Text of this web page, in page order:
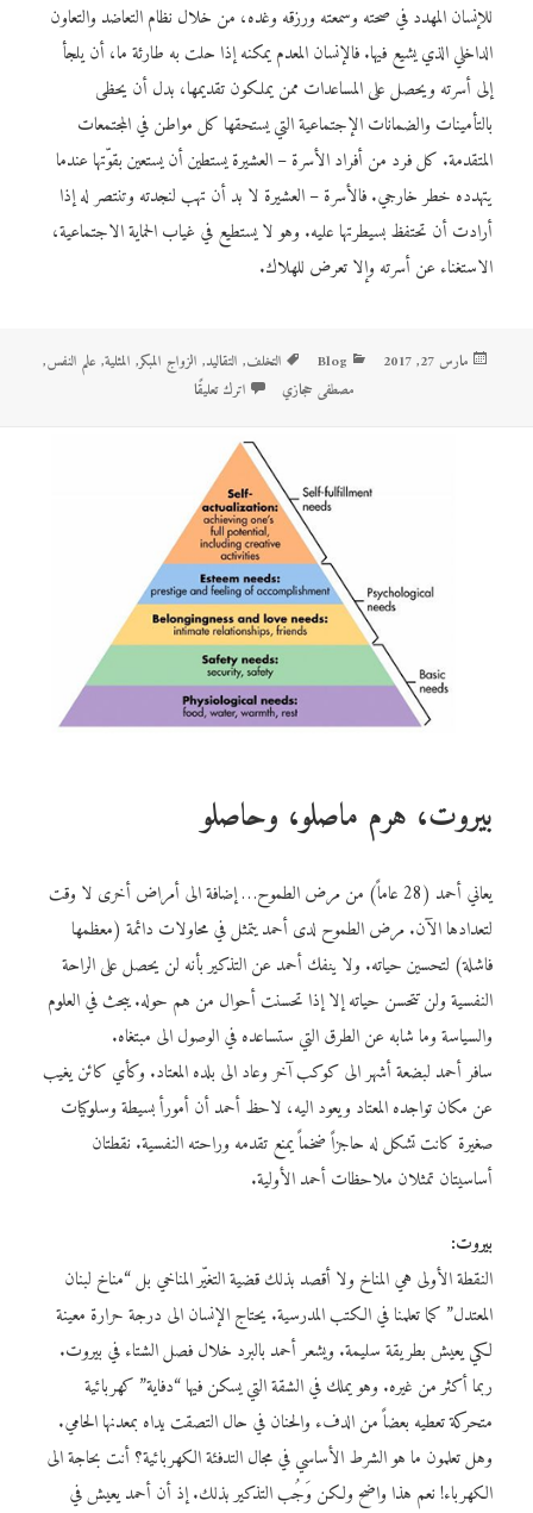
للإنسان المهدد في صحته وسمعته ورزقه وغده، من خلال نظام التعاضد والتعاون
الداخلي الذي يشيع فيها. فالإنسان المعدم يمكنه إذا حلت به طارئة ما، أن يلجأ
إلى أسرته ويحصل على المساعدات ممن يملكون تقديمها، بدل أن يحظى
بالتأمينات والضمانات الإجتماعية التي يستحقها كل مواطن في المجتمعات
المتقدمة. كل فرد من أفراد الأسرة – العشيرة يستطين أن يستعين بقوّتها عندما
يتهدده خطر خارجي. فالأسرة – العشيرة لا بد أن تهب لنجدته وتنتصر له إذا
أرادت أن تحتفظ بسيطرتها عليه. وهو لا يستطيع في غياب الحماية الاجتماعية،
الاستغناء عن أسرته وإلا تعرض للهلاك.
نُشرت
مارس 27, 2017 التصنيفات
Blog الوسوم
التخلف, التقاليد, الزواج المبكر, المثلية, علم النفس,
مصطفى حجازي
اترك تعليقًا
بيروت، هرم ماصلو، وحاصلو
يعاني أحمد (28 عاماً) من مرض الطموح… إضافة الى أمراض أخرى لا وقت
لتعدادها الآن. مرض الطموح لدى أحمد يتمثل في محاولات دائمة (معظمها
فاشلة) لتحسين حياته. ولا ينفك أحمد عن التذكير بأنه لن يحصل على الراحة
النفسية ولن تتحسن حياته إلا إذا تحسنت أحوال من هم حوله. يبحث في العلوم
والسياسة وما شابه عن الطرق التي ستساعده في الوصول الى مبتغاه.
سافر أحمد لبضعة أشهر الى كوكب آخر وعاد الى بلده المعتاد. وكأي كائن يغيب
عن مكان تواجده المعتاد ويعود اليه، لاحظ أحمد أن أمورأ بسيطة وسلوكيات
صغيرة كانت تشكل له حاجزاً ضخماً يمنع تقدمه وراحته النفسية. نقطتان
أساسيتان تمثلان ملاحظات أحمد الأولية.
بيروت:
النقطة الأولى هي المناخ ولا أقصد بذلك قضية التغيّر المناخي بل “مناخ لبنان
المعتدل” كما تعلمنا في الكتب المدرسية. يحتاج الإنسان الى درجة حرارة معينة
لكي يعيش بطريقة سليمة. ويشعر أحمد بالبرد خلال فصل الشتاء في بيروت.
ربما أكثر من غيره. وهو يملك في الشقة التي يسكن فيها “دفاية” كهربائية
متحركة تعطيه بعضاً من الدفء والحنان في حال التصقت يداه بمعدنها الحامي.
وهل تعلمون ما هو الشرط الأساسي في مجال التدفئة الكهربائية؟ أنت بحاجة الى
الكهرباء! نعم هذا واضح ولكن وَجُب التذكير بذلك. إذ أن أحمد يعيش في